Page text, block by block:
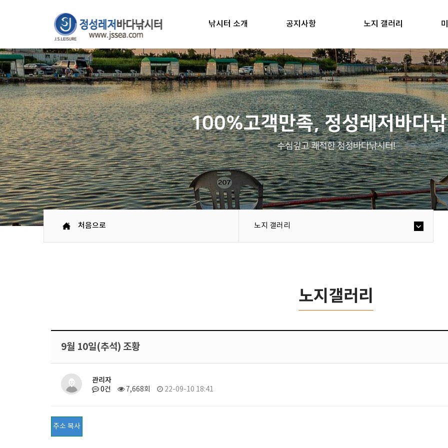
낚시터 소개 공지사항 노지 갤러리
100%고객만족, 정성레저바다
수심깊고 쾌적한 청정바다낚시터!
처음으로 노지 갤러리
노지갤러리
9월 10일(추석) 조황
관리자
0건 7,668회 22-09-10 18:41
주소 복사